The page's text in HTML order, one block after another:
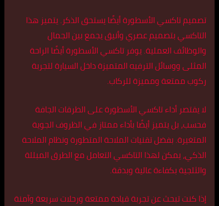
تصميم تاكسي الأسطورة أيضًا يستحق الذكر. يتميز هذا
التاكسي بتصميم عصري وأنيق يجمع بين الجمال
والوظائف العملية. يوفر تاكسي الأسطورة أيضًا الراحة
المثلى ووسائل الترفيه المتميزة داخل السيارة لتجربة
ركوب ممتعة ومميزة للركاب.
لا يقتصر أداء تاكسي الأسطورة على الطرقات الجافة
فحسب، بل يتميز أيضًا بأداء ممتاز في الظروف الجوية
المتغيرة. بفضل تقنيات الملاحة المتطورة ونظام الملاحة
الذكي، يمكن لهذا التاكسي التعامل مع الطرق المبللة
والثلجية بكفاءة عالية وبدقة.
إذا كنت تبحث عن تجربة قيادة ممتعة ورحلات سريعة وآمنة